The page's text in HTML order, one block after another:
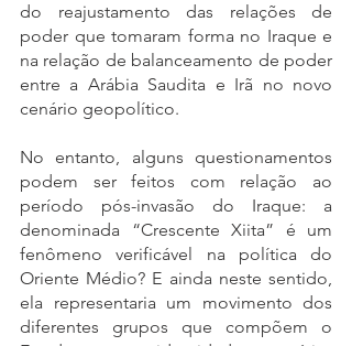
do reajustamento das relações de
poder que tomaram forma no Iraque e
na relação de balanceamento de poder
entre a Arábia Saudita e Irã no novo
cenário geopolítico.
No entanto, alguns questionamentos
podem ser feitos com relação ao
período pós-invasão do Iraque: a
denominada “Crescente Xiita” é um
fenômeno verificável na política do
Oriente Médio? E ainda neste sentido,
ela representaria um movimento dos
diferentes grupos que compõem o